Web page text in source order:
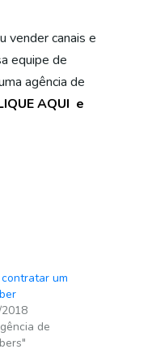
vender canais e
equipe de
agência de
AQUI e
um
de